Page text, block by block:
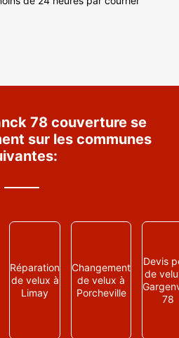
78 couverture se
sur les communes
Réparation
de velux à
Limay
Changement
de velux à
Porcheville
Devis
de
78